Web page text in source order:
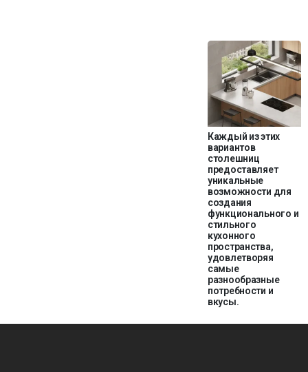
Каждый из этих
вариантов
столешниц
предоставляет
уникальные
возможности для
создания
функционального и
стильного
кухонного
пространства,
удовлетворяя
самые
разнообразные
потребности и
вкусы.